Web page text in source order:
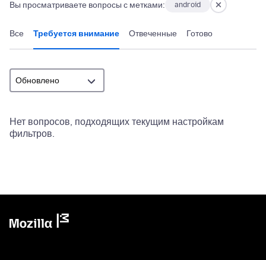
Вы просматриваете вопросы с метками: android
Все Требуется внимание Отвеченные Готово
Нет вопросов, подходящих текущим настройкам
фильтров.